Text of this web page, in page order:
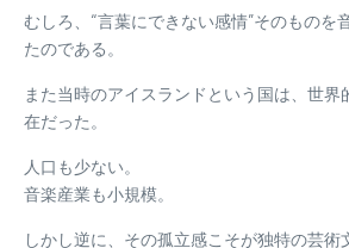
むしろ、“言葉にできない感情”そのものを
たのである。
また当時のアイスランドという国は、世界
在だった。
人口も少ない。
音楽産業も小規模。
しかし逆に、その孤立感こそが独特の芸術